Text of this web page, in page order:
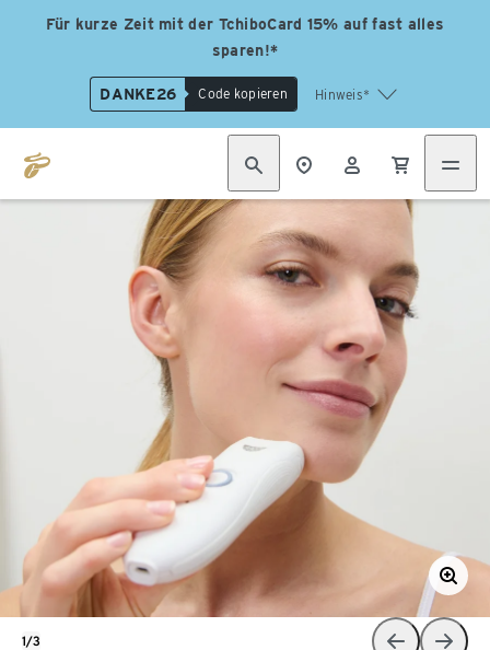
Für kurze Zeit mit der TchiboCard 15% auf fast alles
sparen!*
DANKE26 Code kopieren Hinweis*
1/3